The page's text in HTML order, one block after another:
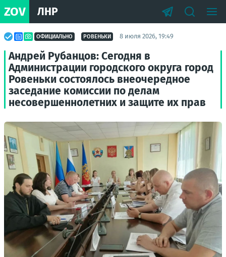
ZOV ЛНР
ОФИЦИАЛЬНО РОВЕНЬКИ 8 июля 2026, 19:49
Андрей Рубанцов: Сегодня в
Администрации городского округа город
Ровеньки состоялось внеочередное
заседание комиссии по делам
несовершеннолетних и защите их прав